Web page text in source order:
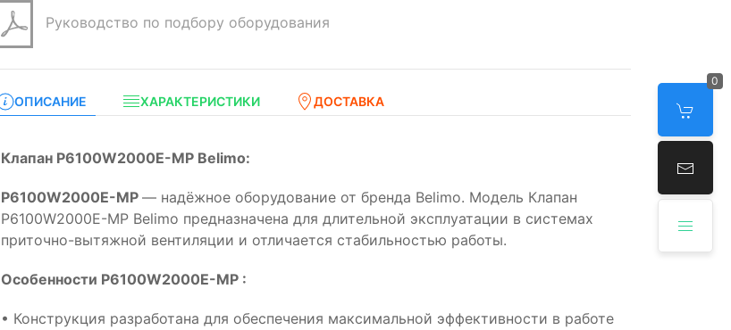
0
Руководство по подбору оборудования
ОПИСАНИЕ ХАРАКТЕРИСТИКИ ДОСТАВКА
Клапан P6100W2000E-MP Belimo:
P6100W2000E-MP — надёжное оборудование от бренда Belimo. Модель Клапан
P6100W2000E-MP Belimo предназначена для длительной эксплуатации в системах
приточно-вытяжной вентиляции и отличается стабильностью работы.
Особенности P6100W2000E-MP :
• Конструкция разработана для обеспечения максимальной эффективности в работе